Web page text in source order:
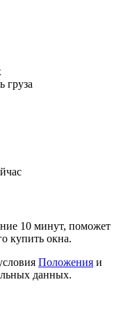
груза
10 минут, поможет
купить окна.
Положения и
данных.